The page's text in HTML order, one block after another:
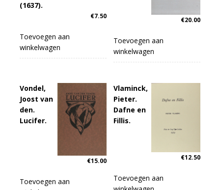
(1637).
€7.50
Toevoegen aan
winkelwagen
€20.00
Toevoegen aan
winkelwagen
Vondel,
Joost van
den.
Lucifer.
€15.00
Toevoegen aan
Vlaminck,
Pieter.
Dafne en
Fillis.
€12.50
Toevoegen aan